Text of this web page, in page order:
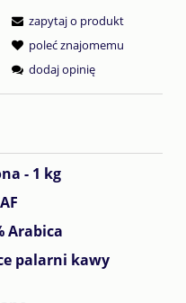
zapytaj o produkt
poleć znajomemu
dodaj opinię
- 1 kg
Arabica
palarni kawy